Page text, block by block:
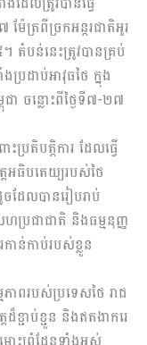
ែត្រពីច្រកអន្តរជាតិអូរ
តំបន់នេះត្រូវបានគ្រប់
រដាប់អាវុធថៃ ក្នុង
ចន្លោះពីថ្ងៃទី៧-២៧
រតិបត្តិការ ដែលធ្វើ
អធិបតេយ្យរបស់ថៃ
ដែលបានរៀបរាប់
ប្រជាជាតិ និងធម្មនុញ្ញ
ាន់កាប់របស់ខ្លួន
ាពរបស់ប្រទេសថៃ រាជ
តដ៏ខ្ជាប់ខ្ជួន និងឥតងាករេ